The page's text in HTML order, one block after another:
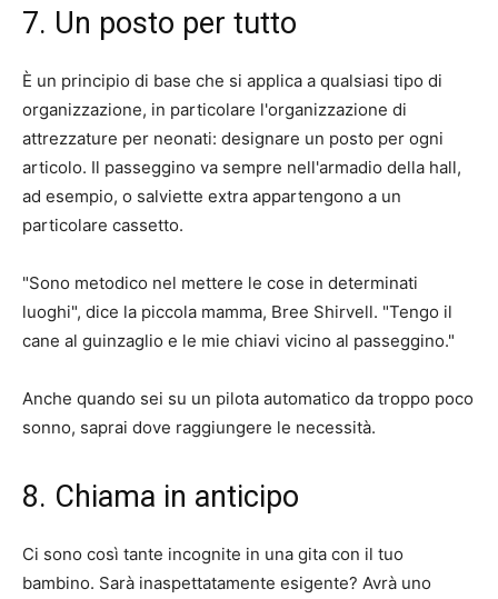
7. Un posto per tutto
È un principio di base che si applica a qualsiasi tipo di
organizzazione, in particolare l'organizzazione di
attrezzature per neonati: designare un posto per ogni
articolo. Il passeggino va sempre nell'armadio della hall,
ad esempio, o salviette extra appartengono a un
particolare cassetto.
"Sono metodico nel mettere le cose in determinati
luoghi", dice la piccola mamma, Bree Shirvell. "Tengo il
cane al guinzaglio e le mie chiavi vicino al passeggino."
Anche quando sei su un pilota automatico da troppo poco
sonno, saprai dove raggiungere le necessità.
8. Chiama in anticipo
Ci sono così tante incognite in una gita con il tuo
bambino. Sarà inaspettatamente esigente? Avrà uno